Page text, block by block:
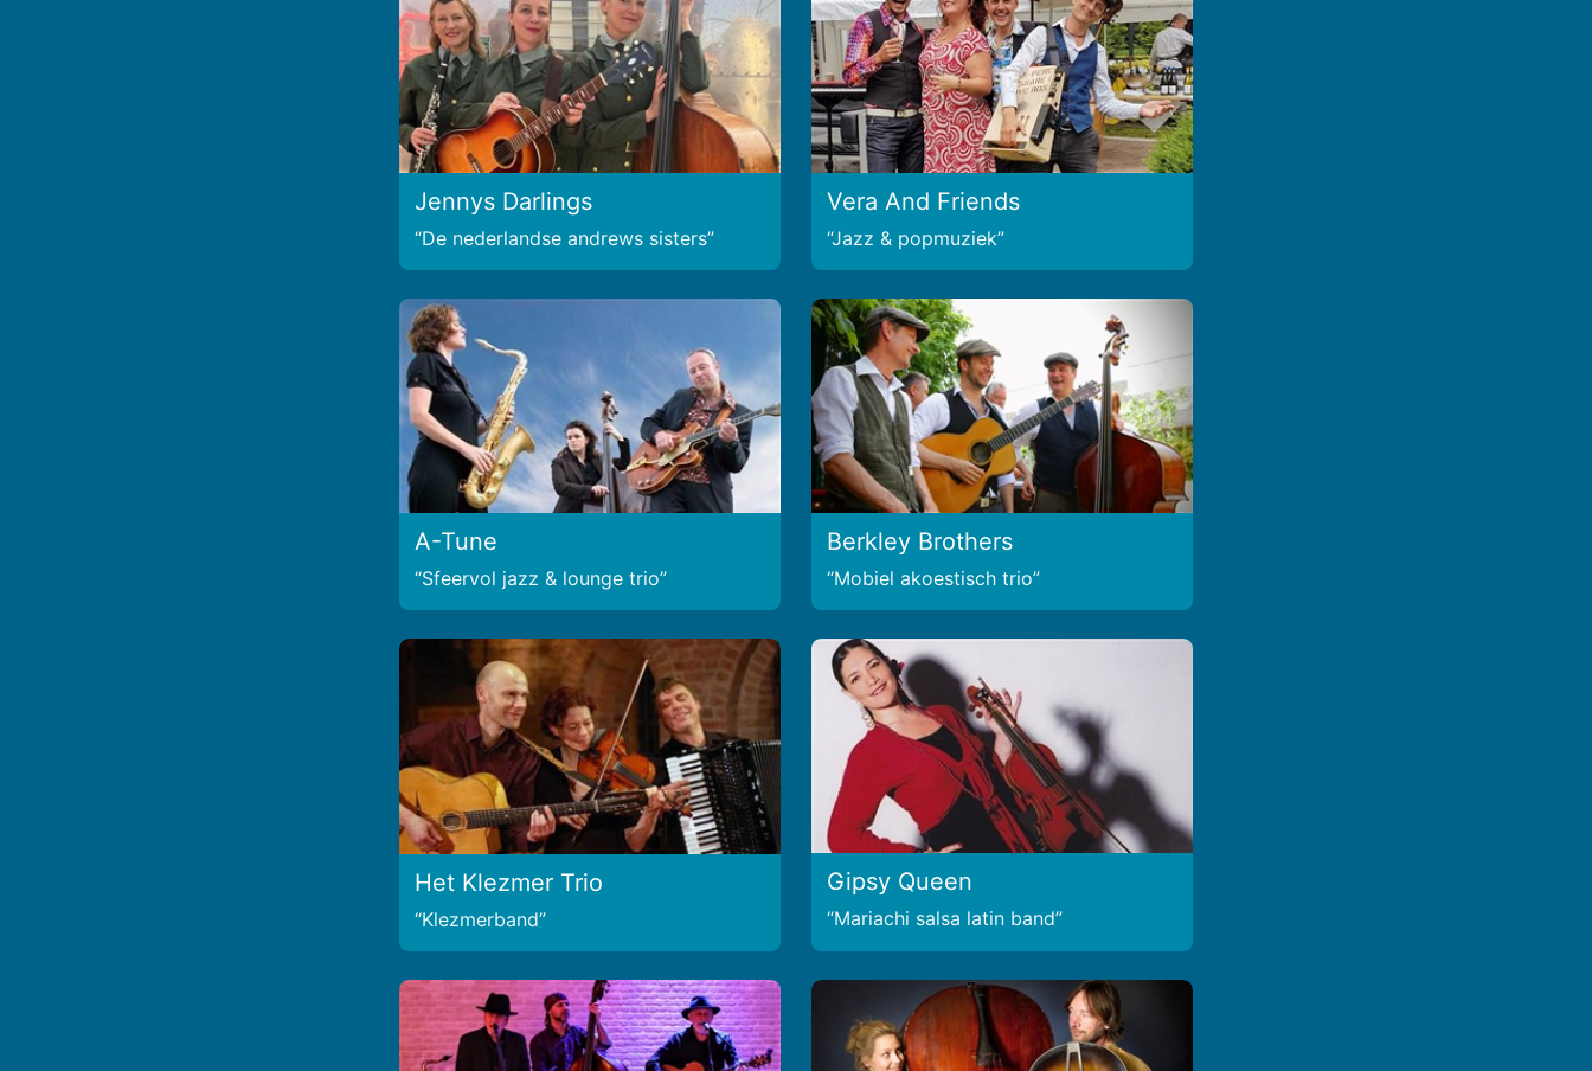
Jennys Darlings
De nederlandse andrews sisters
Vera And Friends
Jazz & popmuziek
A-Tune
Sfeervol jazz & lounge trio
Berkley Brothers
Mobiel akoestisch trio
Het Klezmer Trio
Klezmerband
Gipsy Queen
Mariachi salsa latin band